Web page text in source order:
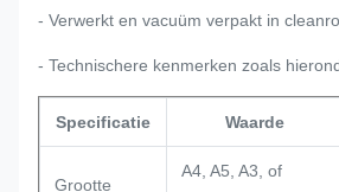
- Verwerkt en vacuüm verpakt in
- Technischere kenmerken zoals
Specificatie Waarde
Grootte
A4, A5, A3, of